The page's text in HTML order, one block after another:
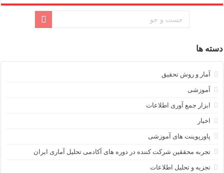
دسته ها
آمار و روش تحقیق
آموزشی
ابزار جمع آوری اطلاعات
اخبار
پاورپوینت های آموزشی
تجربه محققین شرکت کننده در دوره های آکادمی تحلیل آماری ایران
تجزیه و تحلیل اطلاعات